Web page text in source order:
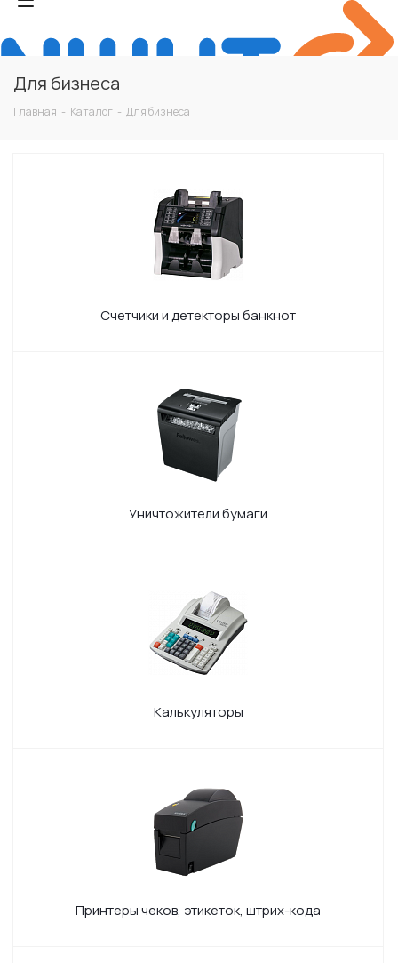
Для бизнеса
Главная - Каталог - Для бизнеса
Счетчики и детекторы банкнот
Уничтожители бумаги
Калькуляторы
Принтеры чеков, этикеток, штрих-кода